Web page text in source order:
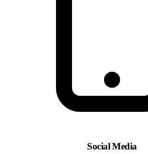
Social Media